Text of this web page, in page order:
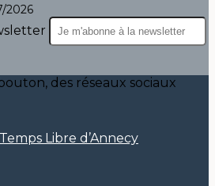
2026
des réseaux sociaux